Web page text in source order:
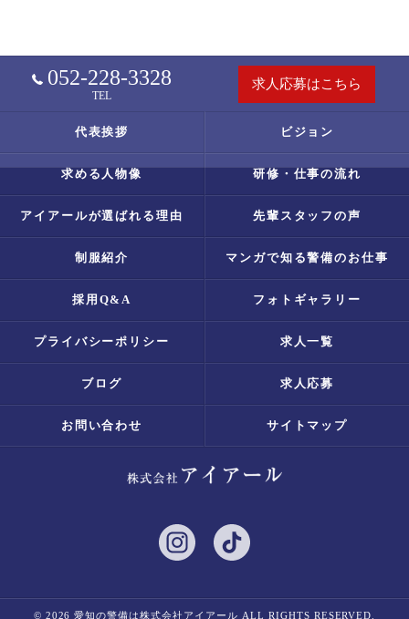
052-228-3328
TEL
求人応募はこちら
代表挨拶 ビジョン
求める人物像 研修・仕事の流れ
アイアールが選ばれる理由 先輩スタッフの声
制服紹介 マンガで知る警備のお仕事
採用Q&A フォトギャラリー
プライバシーポリシー 求人一覧
ブログ 求人応募
お問い合わせ サイトマップ
© 2026 愛知の警備は株式会社アイアール ALL RIGHTS RESERVED.